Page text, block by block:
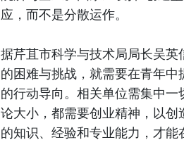
应，而不是分散运作。
据芹苴市科学与技术局局长吴
的困难与挑战，就需要在青年
的行动导向。相关单位需集中
论大小，都需要创业精神，以
的知识、经验和专业能力，才能